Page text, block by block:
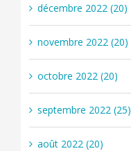
décembre 2022 (20)
novembre 2022 (20)
octobre 2022 (20)
septembre 2022 (25)
août 2022 (20)